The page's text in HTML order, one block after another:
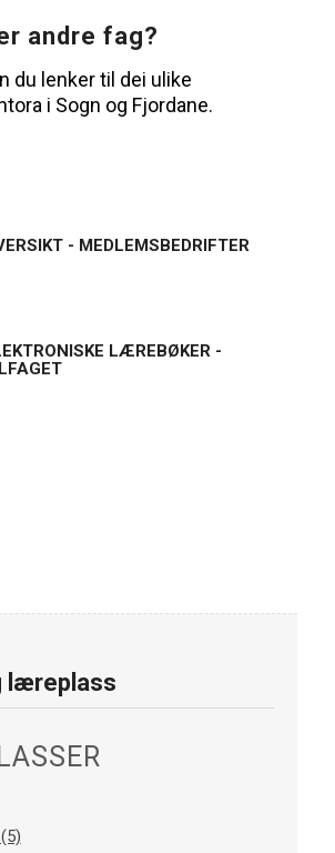
andre fag?
du lenker til dei ulike
i Sogn og Fjordane.
- MEDLEMSBEDRIFTER
LÆREBØKER -
læreplass